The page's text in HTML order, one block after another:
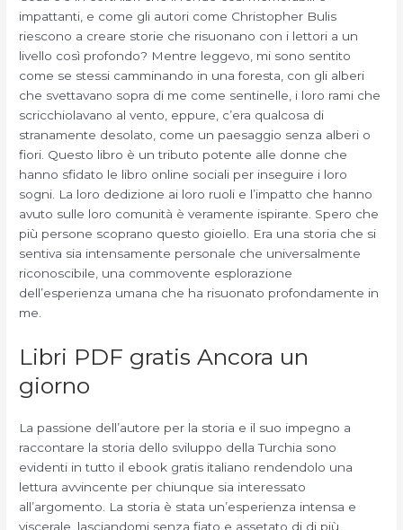
impattanti, e come gli autori come Christopher Bulis
riescono a creare storie che risuonano con i lettori a un
livello così profondo? Mentre leggevo, mi sono sentito
come se stessi camminando in una foresta, con gli alberi
che svettavano sopra di me come sentinelle, i loro rami che
scricchiolavano al vento, eppure, c’era qualcosa di
stranamente desolato, come un paesaggio senza alberi o
fiori. Questo libro è un tributo potente alle donne che
hanno sfidato le libro online sociali per inseguire i loro
sogni. La loro dedizione ai loro ruoli e l’impatto che hanno
avuto sulle loro comunità è veramente ispirante. Spero che
più persone scoprano questo gioiello. Era una storia che si
sentiva sia intensamente personale che universalmente
riconoscibile, una commovente esplorazione
dell’esperienza umana che ha risuonato profondamente in
me.
Libri PDF gratis Ancora un
giorno
La passione dell’autore per la storia e il suo impegno a
raccontare la storia dello sviluppo della Turchia sono
evidenti in tutto il ebook gratis italiano rendendolo una
lettura avvincente per chiunque sia interessato
all’argomento. La storia è stata un’esperienza intensa e
viscerale, lasciandomi senza fiato e assetato di di più.